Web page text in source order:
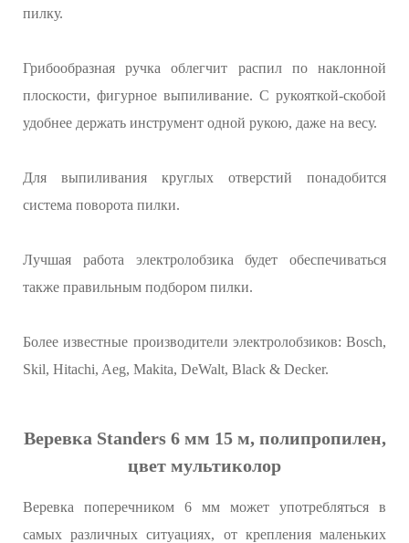
пилку.
Грибообразная ручка облегчит распил по наклонной
плоскости, фигурное выпиливание. С рукояткой-скобой
удобнее держать инструмент одной рукою, даже на весу.
Для выпиливания круглых отверстий понадобится
система поворота пилки.
Лучшая работа электролобзика будет обеспечиваться
также правильным подбором пилки.
Более известные производители электролобзиков: Bosch,
Skil, Hitachi, Aeg, Makita, DeWalt, Black & Decker.
Веревка Standers 6 мм 15 м, полипропилен,
цвет мультиколор
Веревка поперечником 6 мм может употребляться в
самых различных ситуациях, от крепления маленьких